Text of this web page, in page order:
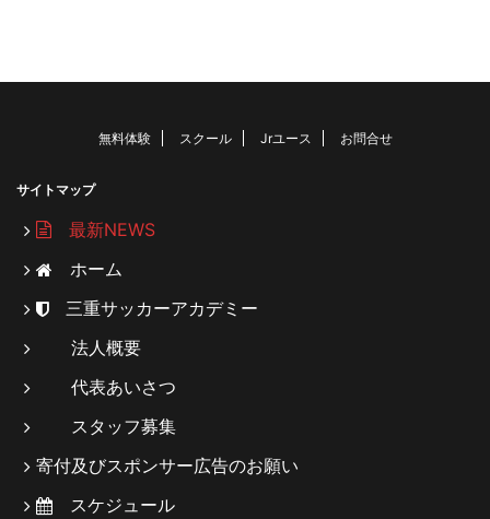
無料体験 スクール Jrユース お問合せ
サイトマップ
最新NEWS
ホーム
三重サッカーアカデミー
法人概要
代表あいさつ
スタッフ募集
寄付及びスポンサー広告のお願い
スケジュール